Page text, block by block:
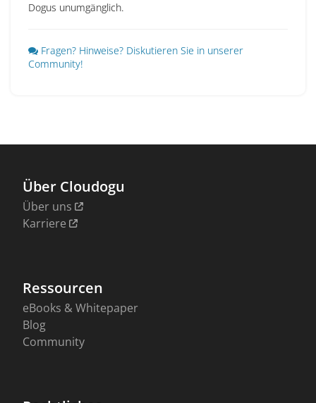
Dogus unumgänglich.
Fragen? Hinweise? Diskutieren Sie in unserer
Community!